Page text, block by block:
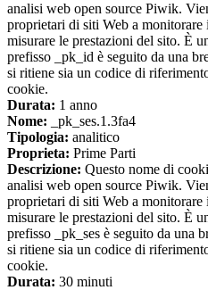
analisi web open source Piwik.
proprietari di siti Web a
misurare le prestazioni del sito. È
prefisso _pk_id è seguito da una
si ritiene sia un codice di
cookie.
Durata: 1 anno
Nome: _pk_ses.1.3fa4
Tipologia: analitico
Proprieta: Prime Parti
Descrizione: Questo nome di
analisi web open source Piwik.
proprietari di siti Web a
misurare le prestazioni del sito. È
prefisso _pk_ses è seguito da una
si ritiene sia un codice di
cookie.
Durata: 30 minuti